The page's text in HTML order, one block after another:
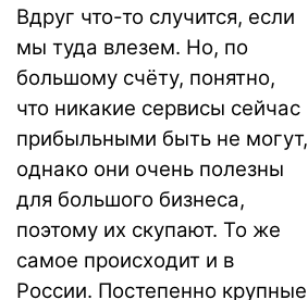
Вдруг что-то случится, если
мы туда влезем. Но, по
большому счёту, понятно,
что никакие сервисы сейчас
прибыльными быть не могут,
однако они очень полезны
для большого бизнеса,
поэтому их скупают. То же
самое происходит и в
России. Постепенно крупные